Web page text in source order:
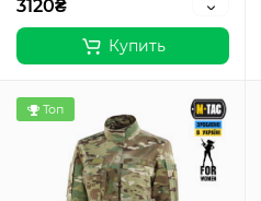
3120₴
Купить
Топ